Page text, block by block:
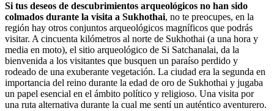
Si tus deseos de descubrimientos arqueológicos no han sido
colmados durante la visita a Sukhothai, no te preocupes, en la
región hay otros conjuntos arqueológicos magníficos que podrás
visitar. A cincuenta kilómetros al norte de Sukhothai (a una hora y
media en moto), el sitio arqueológico de Si Satchanalai, da la
bienvenida a los visitantes que busquen un paraíso perdido y
rodeado de una exuberante vegetación. La ciudad era la segunda en
importancia del reino durante la edad de oro de Sukhothai y jugaba
un papel esencial en el ámbito político y religioso. Una visita por
una ruta alternativa durante la cual me sentí un auténtico aventurero.